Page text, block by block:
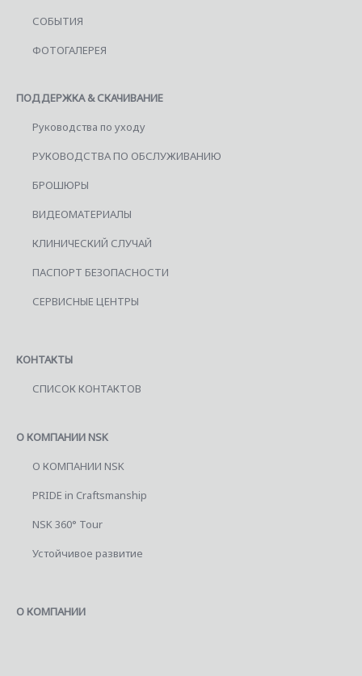
СОБЫТИЯ
ФОТОГАЛЕРЕЯ
ПОДДЕРЖКА & СКАЧИВАНИЕ
Руководства по уходу
РУКОВОДСТВА ПО ОБСЛУЖИВАНИЮ
БРОШЮРЫ
ВИДЕОМАТЕРИАЛЫ
КЛИНИЧЕСКИЙ СЛУЧАЙ
ПАСПОРТ БЕЗОПАСНОСТИ
СЕРВИСНЫЕ ЦЕНТРЫ
КОНТАКТЫ
СПИСОК КОНТАКТОВ
О КОМПАНИИ NSK
О КОМПАНИИ NSK
PRIDE in Craftsmanship
NSK 360° Tour
Устойчивое развитие
О КОМПАНИИ